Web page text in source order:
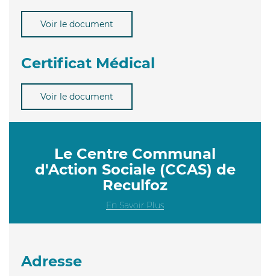
Voir le document
Certificat Médical
Voir le document
Le Centre Communal
d'Action Sociale (CCAS) de
Reculfoz
En Savoir Plus
Adresse